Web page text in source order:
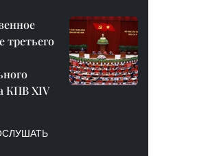
третьего
КПВ XIV